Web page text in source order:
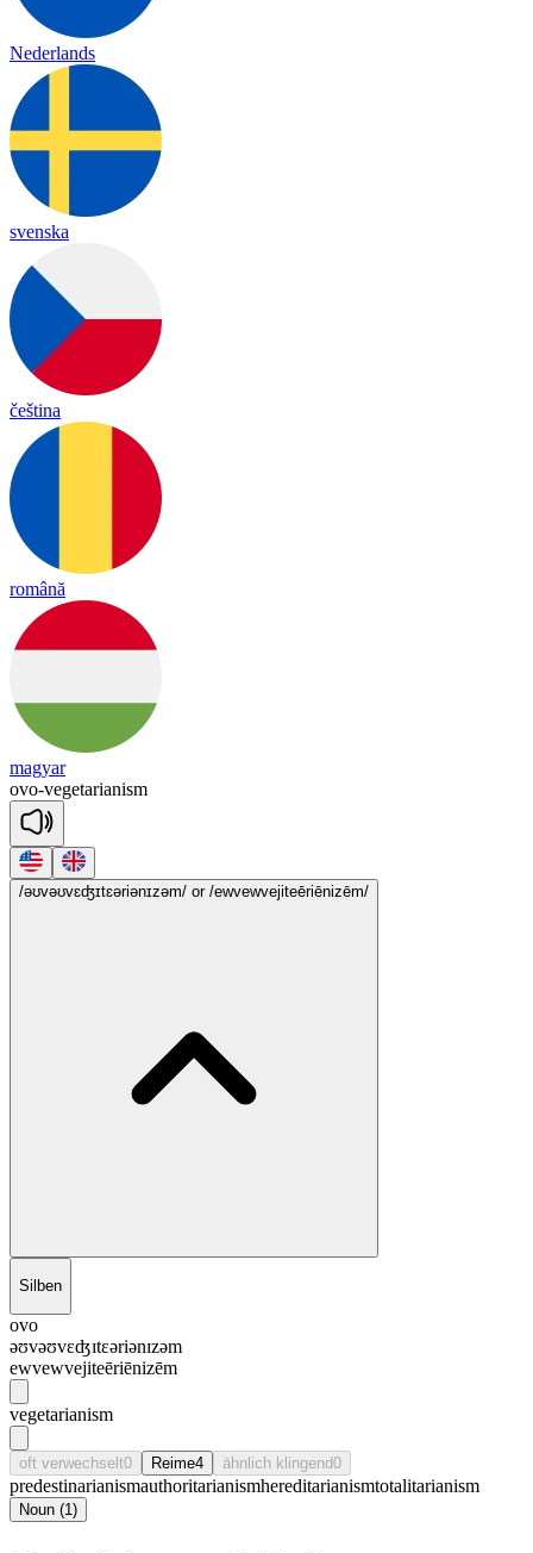
Nederlands
svenska
čeština
română
magyar
ovo-vegetarianism
/əʊvəʊvɛʤɪtɛəriənɪzəm/ or /ewvewvejiteēriēnizēm/
Silben
ovo
əʊvəʊvɛʤɪtɛəriənɪzəm
ewvewvejiteēriēnizēm
vegetarianism
oft verwechselt0 Reime4 ähnlich klingend0
predestinarianismauthoritarianismhereditarianismtotalitarianism
Noun (1)